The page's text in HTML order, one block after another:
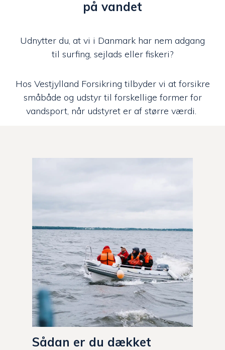
på vandet
Udnytter du, at vi i Danmark har nem adgang
til surfing, sejlads eller fiskeri?
Hos Vestjylland Forsikring tilbyder vi at forsikre
småbåde og udstyr til forskellige former for
vandsport, når udstyret er af større værdi.
Sådan er du dækket